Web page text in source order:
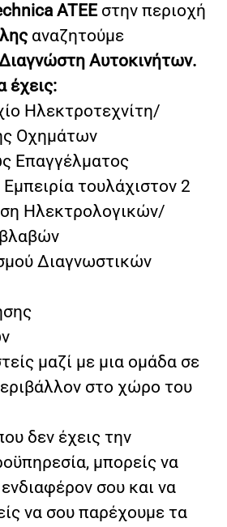
ATEEστην περιοχή
αναζητούμε
Αυτοκινήτων.
έχεις:
Ηλεκτροτεχνίτη/
Οχημάτων
Επαγγέλματος
τουλάχιστον 2
Ηλεκτρολογικών/
Διαγνωστικών
μαζί με μια ομάδα σε
στο χώρο του
δεν έχεις την
μπορείς να
σου και να
να σου παρέχουμε τα